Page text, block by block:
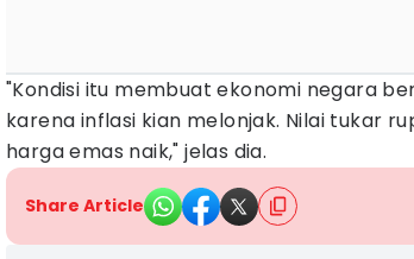
"Kondisi itu membuat ekonomi negara
karena inflasi kian melonjak. Nilai tukar
harga emas naik," jelas dia.
Share Article